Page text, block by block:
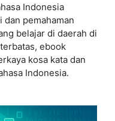
Indonesia
pemahaman
belajar di daerah di
ebook
kosa kata dan
Indonesia.